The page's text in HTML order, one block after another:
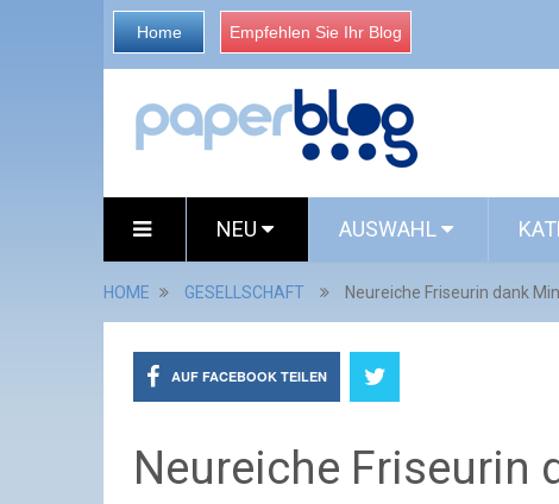
Home Empfehlen Sie Ihr Blog
NEU AUSWAHL
HOME GESELLSCHAFT Neureiche Friseurin dank
AUF FACEBOOK TEILEN
Neureiche Friseurin